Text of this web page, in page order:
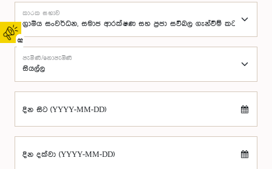
02
කාරක සභාව
පැමිණි/නොපැමිණි
දින සිට (YYYY-MM-DD)
දින දක්වා (YYYY-MM-DD)